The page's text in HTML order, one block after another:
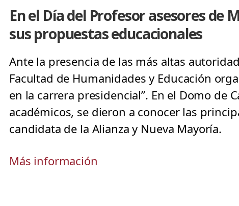
En el Día del Profesor asesores de
sus propuestas educacionales
Ante la presencia de las más altas
Facultad de Humanidades y Educación
en la carrera presidencial”. En el Domo de
académicos, se dieron a conocer las
candidata de la Alianza y Nueva Mayoría.
Más información